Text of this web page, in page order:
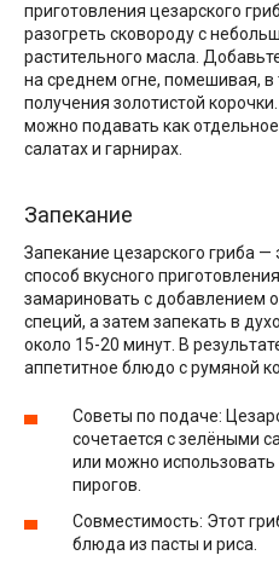
приготовления цезарского
разогреть сковороду с
растительного масла.
на среднем огне, помешивая, в
получения золотистой
можно подавать как
салатах и гарнирах.
Запекание
Запекание цезарского гриба
способ вкусного
замариновать с добавлением
специй, а затем запекать в
около 15-20 минут. В
аппетитное блюдо с румяной
Советы по подаче:
сочетается с зелёными
или можно использовать
пирогов.
Совместимость: Этот
блюда из пасты и риса.